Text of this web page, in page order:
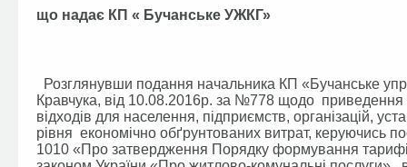
що надає КП « Бучанське УЖКГ»
Розглянувши подання начальника КП «Бучанське
Кравчука, від 10.08.2016р. за №778 щодо приведення
відходів для населення, підприємств, організацій,
рівня економічно обґрунтованих витрат, керуючись
1010 «Про затвердження Порядку формування